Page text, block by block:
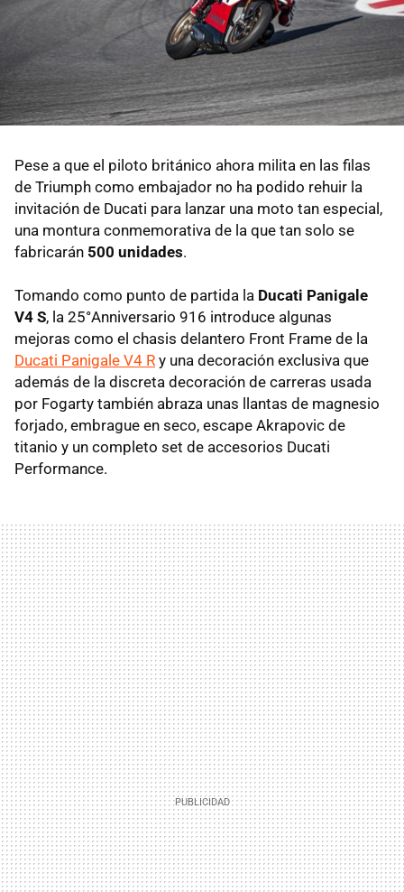
Pese a que el piloto británico ahora milita en las filas
de Triumph como embajador no ha podido rehuir la
invitación de Ducati para lanzar una moto tan especial,
una montura conmemorativa de la que tan solo se
fabricarán 500 unidades.
Tomando como punto de partida la Ducati Panigale
V4 S, la 25°Anniversario 916 introduce algunas
mejoras como el chasis delantero Front Frame de la
Ducati Panigale V4 R y una decoración exclusiva que
además de la discreta decoración de carreras usada
por Fogarty también abraza unas llantas de magnesio
forjado, embrague en seco, escape Akrapovic de
titanio y un completo set de accesorios Ducati
Performance.